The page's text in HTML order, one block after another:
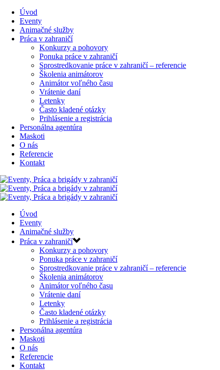
Úvod
Eventy
Animačné služby
Práca v zahraničí
Konkurzy a pohovory
Ponuka práce v zahraničí
Sprostredkovanie práce v zahraničí – referencie
Školenia animátorov
Animátor voľného času
Vrátenie daní
Letenky
Často kladené otázky
Prihlásenie a registrácia
Personálna agentúra
Maskoti
O nás
Referencie
Kontakt
Úvod
Eventy
Animačné služby
Práca v zahraničí
Konkurzy a pohovory
Ponuka práce v zahraničí
Sprostredkovanie práce v zahraničí – referencie
Školenia animátorov
Animátor voľného času
Vrátenie daní
Letenky
Často kladené otázky
Prihlásenie a registrácia
Personálna agentúra
Maskoti
O nás
Referencie
Kontakt